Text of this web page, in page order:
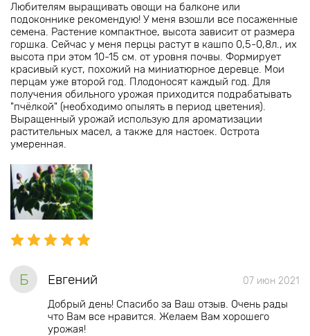
Любителям выращивать овощи на балконе или
подоконнике рекомендую! У меня взошли все посаженные
семена. Растение компактное, высота зависит от размера
горшка. Сейчас у меня перцы растут в кашпо 0,5-0,8л., их
высота при этом 10-15 см. от уровня почвы. Формирует
красивый куст, похожий на миниатюрное деревце. Мои
перцам уже второй год. Плодоносят каждый год. Для
получения обильного урожая приходится подрабатывать
"пчёлкой" (необходимо опылять в период цветения).
Выращенный урожай использую для ароматизации
растительных масел, а также для настоек. Острота
умеренная.
Б Евгений 07 июн 2021
Добрый день! Спасибо за Ваш отзыв. Очень рады
что Вам все нравится. Желаем Вам хорошего
урожая!